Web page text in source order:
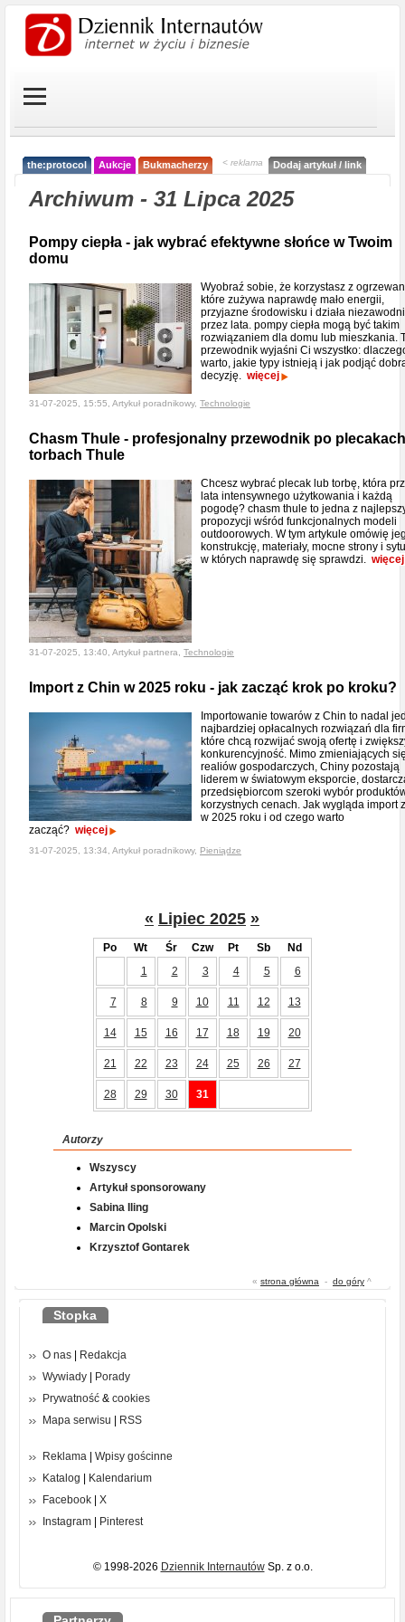
the:protocol Aukcje Bukmacherzy < reklama Dodaj artykuł / link
Archiwum - 31 Lipca 2025
Pompy ciepła - jak wybrać efektywne słońce w Twoim
domu
Wyobraź sobie, że korzystasz z
które zużywa naprawdę mało energii,
przyjazne środowisku i działa
przez lata. pompy ciepła mogą być takim
rozwiązaniem dla domu lub mieszkania.
przewodnik wyjaśni Ci wszystko:
warto, jakie typy istnieją i jak podjąć
decyzję. więcej
31-07-2025, 15:55, Artykuł poradnikowy, Technologie
Chasm Thule - profesjonalny przewodnik po
torbach Thule
Chcesz wybrać plecak lub torbę, która
lata intensywnego użytkowania i każdą
pogodę? chasm thule to jedna z
propozycji wśród funkcjonalnych modeli
outdoorowych. W tym artykule omówię
konstrukcję, materiały, mocne strony i
w których naprawdę się sprawdzi. więcej
31-07-2025, 13:40, Artykuł partnera, Technologie
Import z Chin w 2025 roku - jak zacząć krok po kroku?
Importowanie towarów z Chin to nadal
najbardziej opłacalnych rozwiązań dla
które chcą rozwijać swoją ofertę i
konkurencyjność. Mimo zmieniających
realiów gospodarczych, Chiny pozostają
liderem w światowym eksporcie,
przedsiębiorcom szeroki wybór
korzystnych cenach. Jak wygląda import
w 2025 roku i od czego warto
zacząć? więcej
31-07-2025, 13:34, Artykuł poradnikowy, Pieniądze
« Lipiec 2025 »
Po Wt Śr Czw Pt Sb
Nd
1
2 3 4 5 6
7 8 9 10 11 12 13
14 15 16 17 18 19 20
21 22 23 24 25 26 27
28 29 30 31
Autorzy
Wszyscy
Artykuł sponsorowany
Sabina Iling
Marcin Opolski
Krzysztof Gontarek
« strona główna - do góry ^
Stopka
O nas
Redakcja
Wywiady
Porady
Prywatność & cookies
Mapa serwisu
RSS
Reklama
Wpisy gościnne
Katalog
Kalendarium
Facebook
X
Instagram
Pinterest
© 1998-2026 Dziennik InternautówSp. z o.o.